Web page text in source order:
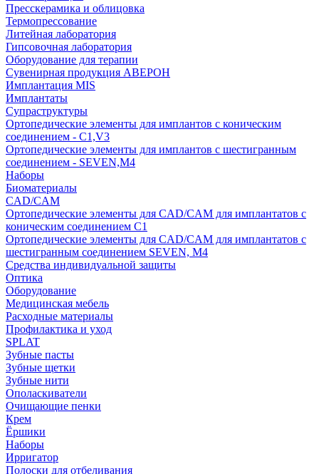
Пресскерамика и облицовка
Термопрессование
Литейная лаборатория
Гипсовочная лаборатория
Оборудование для терапии
Сувенирная продукция АВЕРОН
Имплантация MIS
Имплантаты
Супраструктуры
Ортопедические элементы для имплантов с коническим
соединением - C1,V3
Ортопедические элементы для имплантов с шестигранным
соединением - SEVEN,M4
Наборы
Биоматериалы
CAD/CAM
Ортопедические элементы для CAD/CAM для имплантатов с
коническим соединением С1
Ортопедические элементы для CAD/CAM для имплантатов с
шестигранным соединением SEVEN, М4
Средства индивидуальной защиты
Оптика
Оборудование
Медицинская мебель
Расходные материалы
Профилактика и уход
SPLAT
Зубные пасты
Зубные щетки
Зубные нити
Ополаскиватели
Очищающие пенки
Крем
Ёршики
Наборы
Ирригатор
Полоски для отбеливания